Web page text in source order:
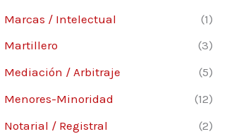
Marcas / Intelectual
(1)
Martillero
(3)
Mediación / Arbitraje
(5)
Menores-Minoridad
(12)
Notarial / Registral
(2)